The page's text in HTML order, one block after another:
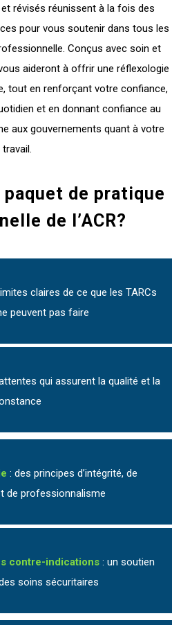
révisés réunissent à la fois des
pour vous soutenir dans tous les
Conçus avec soin et
aideront à offrir une réflexologie
tout en renforçant votre confiance,
et en donnant confiance au
aux gouvernements quant à votre
travail.
de pratique
de l’ACR?
claires de ce que les TARCs
peuvent pas faire
qui assurent la qualité et la
: des principes d’intégrité, de
de professionnalisme
contre-indications : un soutien
soins sécuritaires